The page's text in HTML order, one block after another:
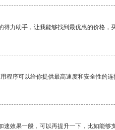
得力助手，让我能够找到最优惠的价格，
程序可以给你提供最高速度和安全性的连
速效果一般，可以再提升一下，比如能够